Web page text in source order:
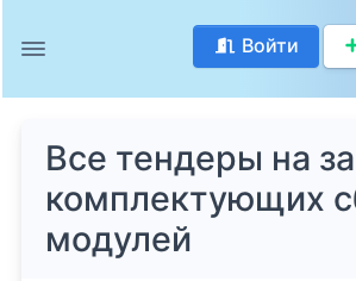
Войти
Все тендеры на
комплектующих
модулей